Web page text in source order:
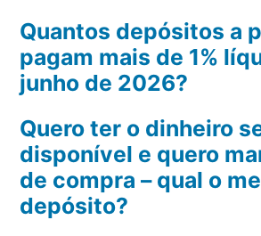
Quantos depósitos a
pagam mais de 1%
junho de 2026?
Quero ter o dinheiro
disponível e quero
de compra – qual o
depósito?